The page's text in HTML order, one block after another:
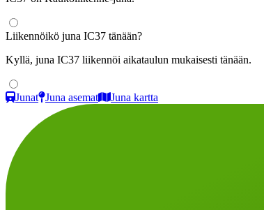
Liikennöikö juna IC37 tänään?
Kyllä, juna IC37 liikennöi aikataulun mukaisesti tänään.
Junat Juna asemat Juna kartta